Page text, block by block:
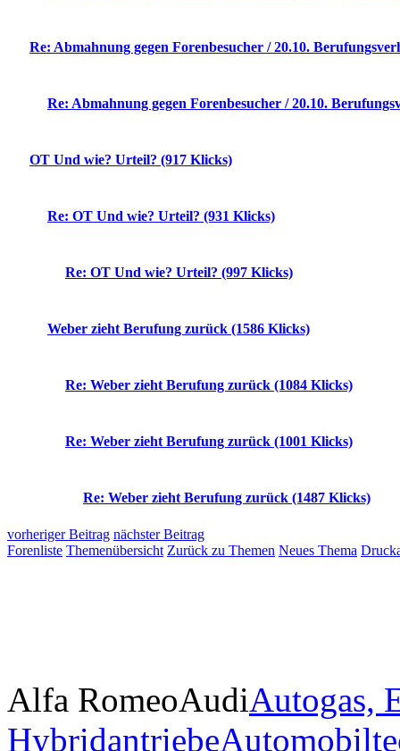
Re: Abmahnung gegen Forenbesucher / 20.10.
Re: Abmahnung gegen Forenbesucher / 20.10.
OT Und wie? Urteil? (917 Klicks)
Re: OT Und wie? Urteil? (931 Klicks)
Re: OT Und wie? Urteil? (997 Klicks)
Weber zieht Berufung zurück (1586 Klicks)
Re: Weber zieht Berufung zurück (1084 Klicks)
Re: Weber zieht Berufung zurück (1001 Klicks)
Re: Weber zieht Berufung zurück (1487 Klicks)
vorheriger Beitrag nächster Beitrag
Forenliste Themenübersicht Zurück zu Themen Neues Thema
Alfa RomeoAudiAutogas,
Hybridantriebe